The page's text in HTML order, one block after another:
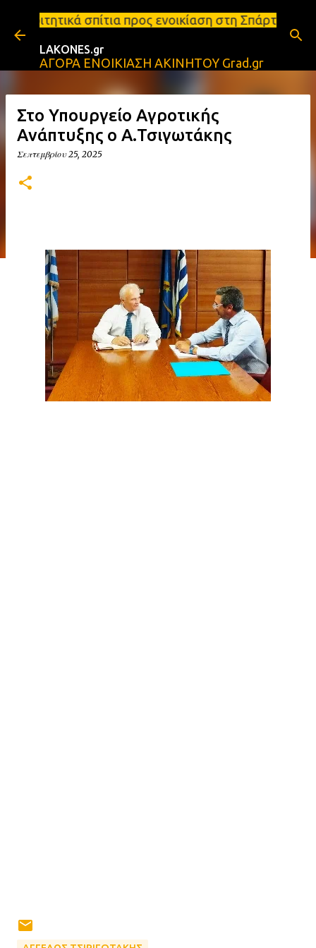
Μετάβαση στο κύριο περιεχόμενο
προς ενοικίαση στη Σπάρτη Ενοικιάσεις
LAKONES.gr
ΑΓΟΡΑ ΕΝΟΙΚΙΑΣΗ ΑΚΙΝΗΤΟΥ Grad.gr
Στο Υπουργείο Αγροτικής
Ανάπτυξης ο Α.Τσιγωτάκης
Σεπτεμβρίου 25, 2025